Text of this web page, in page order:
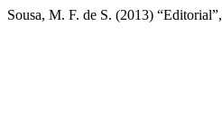
Sousa, M. F. de S. (2013) “Editorial”,